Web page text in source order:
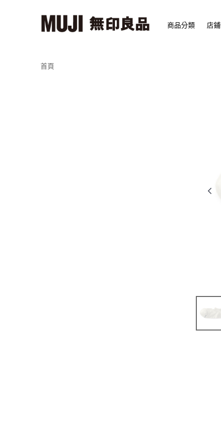
商品分類 店
首頁